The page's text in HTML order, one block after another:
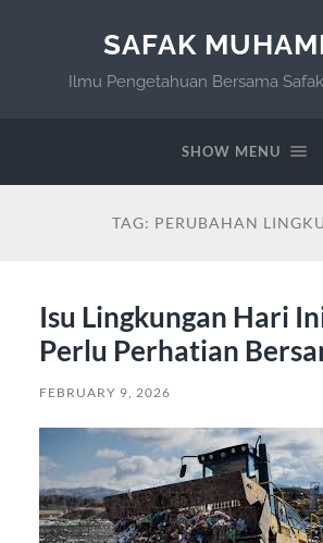
SAFAK
Ilmu Pengetahuan Bersama
SHOW MENU
TAG: PERUBAHAN
Isu Lingkungan Hari
Perlu Perhatian
FEBRUARY 9, 2026